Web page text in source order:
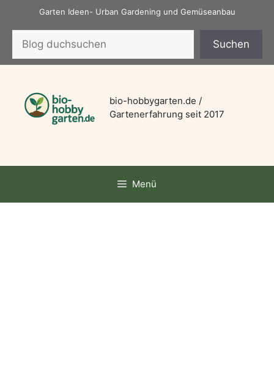
springen
Garten Ideen- Urban Gardening und Gemüseanbau
Suchen
bio-hobbygarten.de /
Gartenerfahrung seit 2017
Menü